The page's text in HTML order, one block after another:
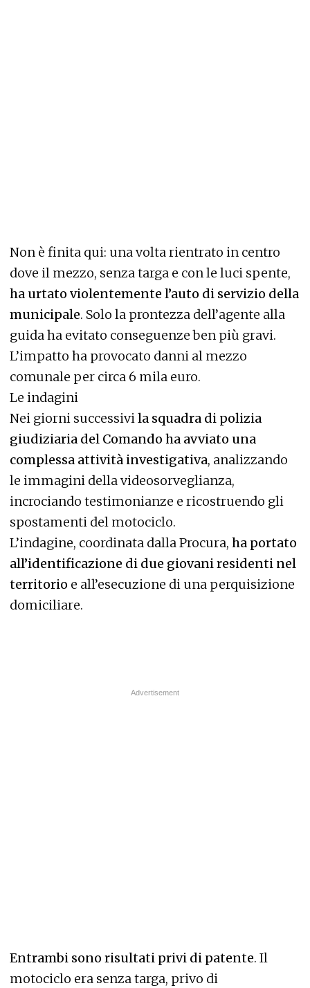
Non è finita qui: una volta rientrato in centro
dove il mezzo, senza targa e con le luci spente,
ha urtato violentemente l’auto di servizio della
municipale. Solo la prontezza dell’agente alla
guida ha evitato conseguenze ben più gravi.
L’impatto ha provocato danni al mezzo
comunale per circa 6 mila euro.
Le indagini
Nei giorni successivi la squadra di polizia
giudiziaria del Comando ha avviato una
complessa attività investigativa, analizzando
le immagini della videosorveglianza,
incrociando testimonianze e ricostruendo gli
spostamenti del motociclo.
L’indagine, coordinata dalla Procura, ha portato
all’identificazione di due giovani residenti nel
territorio e all’esecuzione di una perquisizione
domiciliare.
Entrambi sono risultati privi di patente. Il
motociclo era senza targa, privo di